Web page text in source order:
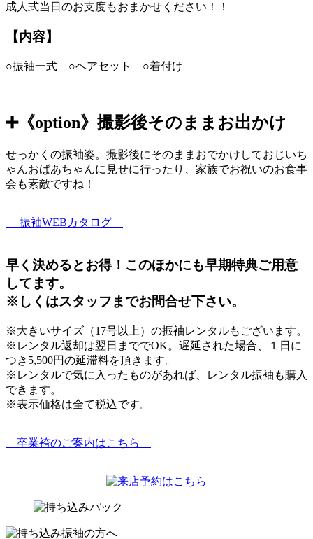
成人式当日のお支度もおまかせください！！
【内容】
○振袖一式 ○ヘアセット ○着付け
➕《option》撮影後そのままお出かけ
せっかくの振袖姿。撮影後にそのままおでかけしておじいち
ゃんおばあちゃんに見せに行ったり、家族でお祝いのお食事
会も素敵ですね！
振袖WEBカタログ
早く決めるとお得！このほかにも早期特典ご用意
してます。
※しくはスタッフまでお問合せ下さい。
※大きいサイズ（17号以上）の振袖レンタルもございます。
※レンタル返却は翌日まででOK。遅延された場合、１日に
つき5,500円の延滞料を頂きます。
※レンタルで気に入ったものがあれば、レンタル振袖も購入
できます。
※表示価格は全て税込です。
卒業袴のご案内はこちら